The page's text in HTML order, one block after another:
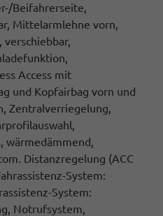
Beifahrerseite,
Mittelarmlehne vorn,
Access mit
und Kopfairbag vorn und
Zentralverriegelung,
wärmedämmend,
Distanzregelung (ACC
System:
System:
Notrufsystem,